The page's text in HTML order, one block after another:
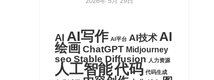
AI AI写作 AI平台 AI技术AI
绘画ChatGPT Midjourney
seo Stable Diffusion 人力资源
人工智能代码 代码生成